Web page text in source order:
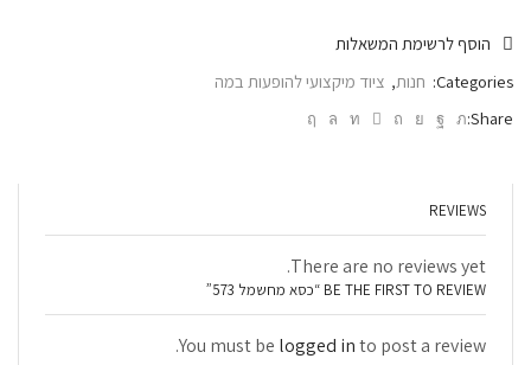
הוסף לרשימת המשאלות
Categories: חנות, ציוד מיקצועי להופעות במה
Share:
REVIEWS
There are no reviews yet.
BE THE FIRST TO REVIEW “כסא מחשמל 573”
You must be logged into post a review.